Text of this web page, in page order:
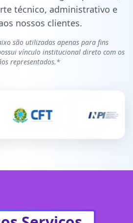
técnico, administrativo e
nossos clientes.
são utilizadas apenas para fins
vínculo institucional direto com os
representados.*